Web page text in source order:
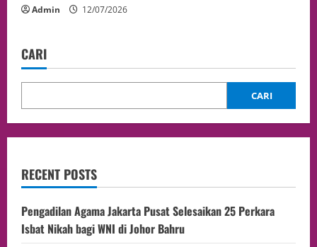
Admin 12/07/2026
CARI
CARI
RECENT POSTS
Pengadilan Agama Jakarta Pusat Selesaikan 25 Perkara
Isbat Nikah bagi WNI di Johor Bahru